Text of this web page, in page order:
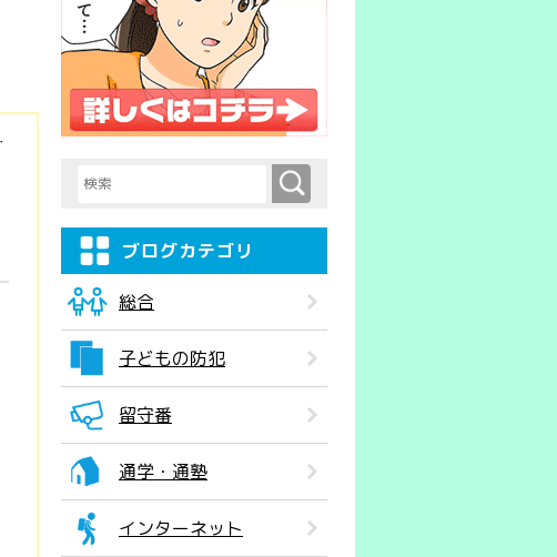
検索キーワード入力 検索
ブログカテゴリ
総合
子どもの防犯
留守番
通学・通塾
インターネット